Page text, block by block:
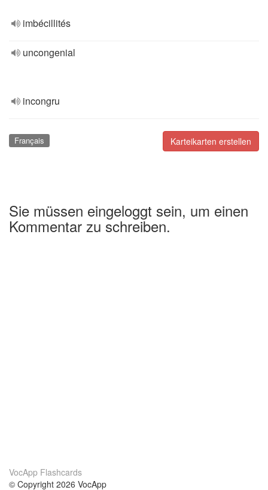
imbécillités
uncongenial
incongru
Karteikarten erstellen
Français
Sie müssen eingeloggt sein, um einen
Kommentar zu schreiben.
VocApp Flashcards
© Copyright 2026 VocApp